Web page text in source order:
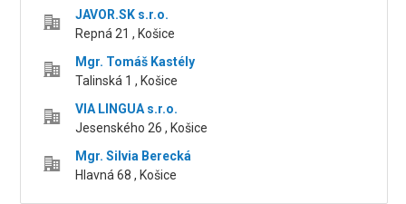
JAVOR.SK s.r.o.
Repná 21 , Košice
Mgr. Tomáš Kastély
Talinská 1 , Košice
VIA LINGUA s.r.o.
Jesenského 26 , Košice
Mgr. Silvia Berecká
Hlavná 68 , Košice